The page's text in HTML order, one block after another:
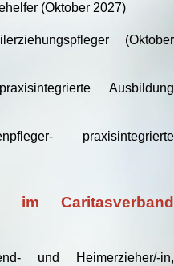
(Oktober 2027)
(Oktober
Ausbildung
praxisintegrierte
im Caritasverband
und Heimerzieher/-in,